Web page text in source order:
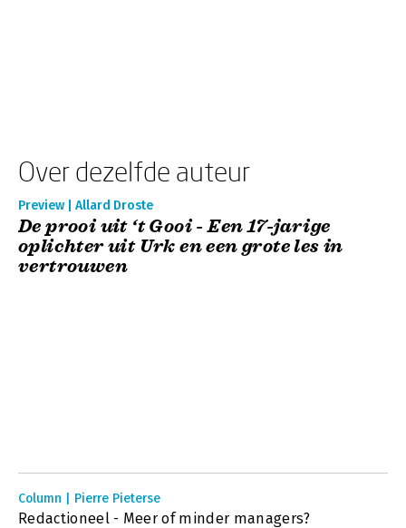
Over dezelfde auteur
Preview | Allard Droste
De prooi uit ‘t Gooi - Een 17-jarige
oplichter uit Urk en een grote les in
vertrouwen
Column | Pierre Pieterse
Redactioneel - Meer of minder managers?